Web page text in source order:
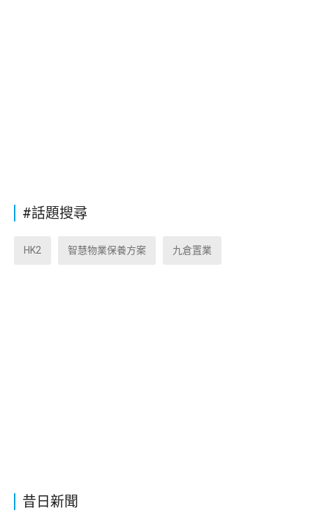
昔日新聞
#話題搜尋
HK2 智慧物業保養方案 九倉置業